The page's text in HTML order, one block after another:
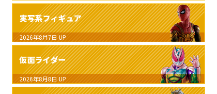
実写系フィギュア
2026年8月7日 UP
仮面ライダー
2026年8月8日 UP